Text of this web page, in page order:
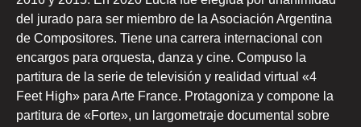
del jurado para ser miembro de la Asociación Argentina
de Compositores. Tiene una carrera internacional con
encargos para orquesta, danza y cine. Compuso la
partitura de la serie de televisión y realidad virtual «4
Feet High» para Arte France. Protagoniza y compone la
partitura de «Forte», un largometraje documental sobre